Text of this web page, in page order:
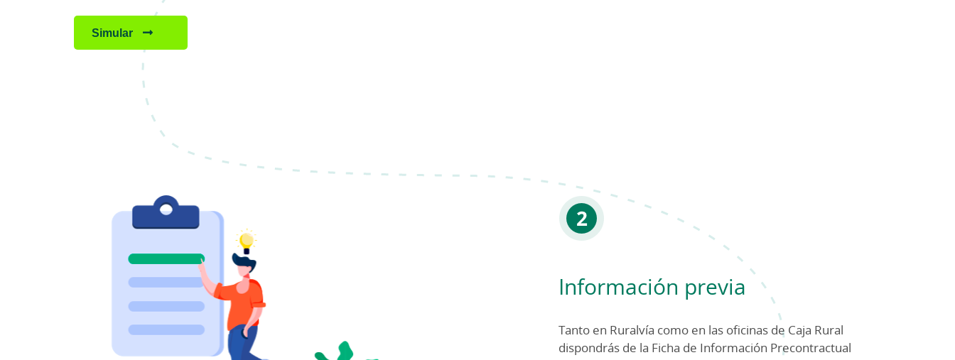
Simular
Información previa
Tanto en Ruralvía como en las oficinas de Caja Rural
dispondrás de la Ficha de Información Precontractual